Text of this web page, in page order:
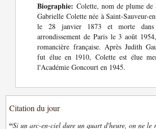
Biographie: Colette, nom de plume de
Gabrielle Colette née à Saint-Sauveur-
le 28 janvier 1873 et morte
arrondissement de Paris le 3 août
romancière française. Après Judith
fut élue en 1910, Colette est élue
l'Académie Goncourt en 1945.
Citation du jour
“Si un arc-en-ciel dure un quart d'heure, on ne le